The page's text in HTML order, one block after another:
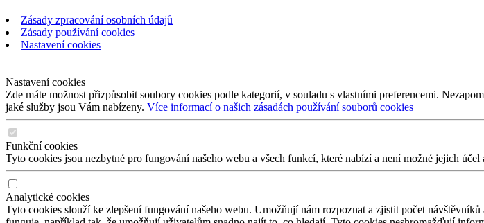
Zásady zpracování osobních údajů
Zásady používání cookies
Nastavení cookies
Nastavení cookies
Zde máte možnost přizpůsobit soubory cookies podle kategorií, v souladu s vlastními preferencemi.
jaké služby jsou Vám nabízeny. Více informací o našich zásadách používání souborů cookies
Funkční cookies
Tyto cookies jsou nezbytné pro fungování našeho webu a všech funkcí, které nabízí a není možné jejich účel
Analytické cookies
Tyto cookies slouží ke zlepšení fungování našeho webu. Umožňují nám rozpoznat a zjistit počet